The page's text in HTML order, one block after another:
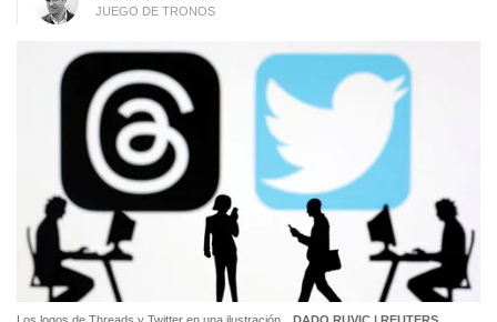
JUEGO DE TRONOS